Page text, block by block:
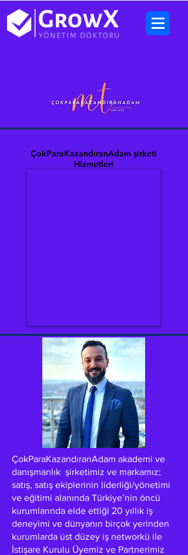
ÇokParaKazandıranAdam şirketi
Hizmetleri
ÇokParaKazandıranAdam akademi ve
danışmanlık şirketimiz ve markamız;
satış, satış ekiplerinin liderliği/yönetimi
ve eğitimi alanında Türkiye’nin öncü
kurumlarında elde ettiği 20 yıllık iş
deneyimi ve dünyanın birçok yerinden
kurumlarda üst düzey iş networkü ile
İstişare Kurulu Üyemiz ve Partnerimiz